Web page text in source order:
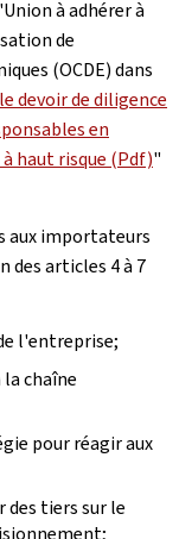
à adhérer à
de
(OCDE) dans
devoir de diligence
en
haut risque (Pdf)"
aux importateurs
des articles 4 à 7
l'entreprise;
la chaîne
pour réagir aux
tiers sur le